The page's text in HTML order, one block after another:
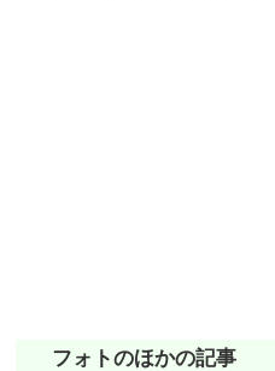
フォトのほかの記事